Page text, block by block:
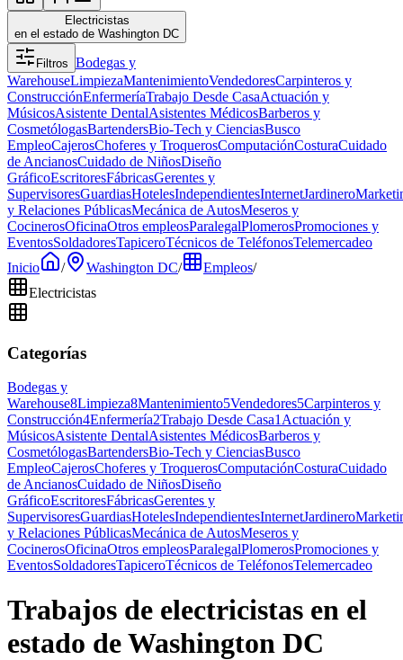
Electricistas
en el estado de Washington DC
Filtros Bodegas y
WarehouseLimpiezaMantenimientoVendedoresCarpinteros y
ConstrucciónEnfermeríaTrabajo Desde CasaActuación y
MúsicosAsistente DentalAsistentes MédicosBarberos y
CosmetólogasBartendersBio-Tech y CienciasBusco
EmpleoCajerosChoferes y TroquerosComputaciónCosturaCuidado
de AncianosCuidado de NiñosDiseño
GráficoEscritoresFábricasGerentes y
SupervisoresGuardiasHotelesIndependientesInternetJardinero
y Relaciones PúblicasMecánica de AutosMeseros y
CocinerosOficinaOtros empleosParalegalPlomerosPromociones y
EventosSoldadoresTapiceroTécnicos de TeléfonosTelemercadeo
Inicio
/ Washington DC/ Empleos/
Electricistas
Categorías
Bodegas y
Warehouse8Limpieza8Mantenimiento5Vendedores5Carpinteros y
Construcción4Enfermería2Trabajo Desde Casa1Actuación y
MúsicosAsistente DentalAsistentes MédicosBarberos y
CosmetólogasBartendersBio-Tech y CienciasBusco
EmpleoCajerosChoferes y TroquerosComputaciónCosturaCuidado
de AncianosCuidado de NiñosDiseño
GráficoEscritoresFábricasGerentes y
SupervisoresGuardiasHotelesIndependientesInternetJardinero
y Relaciones PúblicasMecánica de AutosMeseros y
CocinerosOficinaOtros empleosParalegalPlomerosPromociones y
EventosSoldadoresTapiceroTécnicos de TeléfonosTelemercadeo
Trabajos de electricistas en el
estado de Washington DC